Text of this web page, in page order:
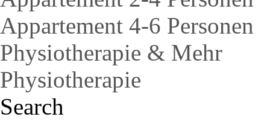
Appartement 4-6 Personen
Physiotherapie & Mehr
Physiotherapie
Search